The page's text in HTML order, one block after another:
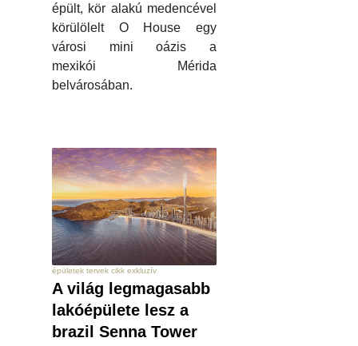
épült, kör alakú medencével
körülölelt O House egy
városi mini oázis a
mexikói Mérida
belvárosában.
épületek tervek cikk exkluzív
A világ legmagasabb
lakóépülete lesz a
brazil Senna Tower